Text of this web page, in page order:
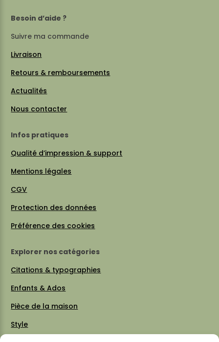
Besoin d’aide ?
Suivre ma commande
Livraison
Retours & remboursements
Actualités
Nous contacter
Infos pratiques
Qualité d’impression & support
Mentions légales
CGV
Protection des données
Préférence des cookies
Explorer nos catégories
Citations & typographies
Enfants & Ados
Pièce de la maison
Style